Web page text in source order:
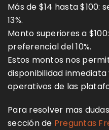
Más de $14 hasta $100:
13%.
Monto superiores a
preferencial del 10%.
Estos montos nos
disponibilidad
operativos de las
Para resolver mas
sección de Preguntas